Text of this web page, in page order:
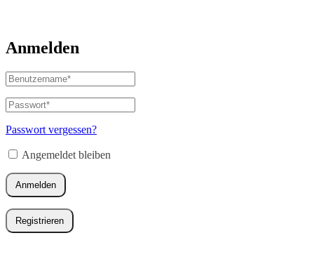
Anmelden
Benutzername
oder
E-
Mail-
Adresse*
Passwort*
Erforderlich
Passwort vergessen?
Angemeldet bleiben
Anmelden
Registrieren